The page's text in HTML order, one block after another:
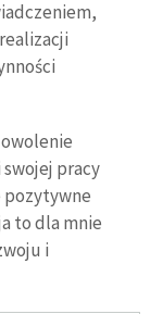
pracy
pozytywne
to dla mnie
i